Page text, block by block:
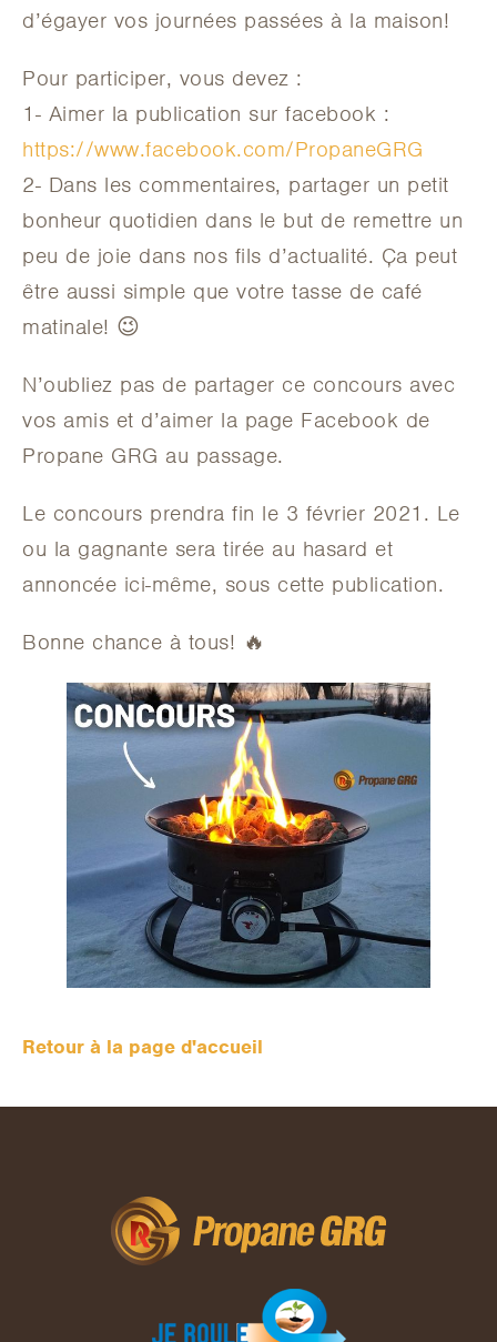
d’égayer vos journées passées à la maison!
Pour participer, vous devez :
1- Aimer la publication sur facebook :
https://www.facebook.com/PropaneGRG
2- Dans les commentaires, partager un petit
bonheur quotidien dans le but de remettre un
peu de joie dans nos fils d’actualité. Ça peut
être aussi simple que votre tasse de café
matinale! 😉
N’oubliez pas de partager ce concours avec
vos amis et d’aimer la page Facebook de
Propane GRG au passage.
Le concours prendra fin le 3 février 2021. Le
ou la gagnante sera tirée au hasard et
annoncée ici-même, sous cette publication.
Bonne chance à tous! 🔥
Retour à la page d'accueil